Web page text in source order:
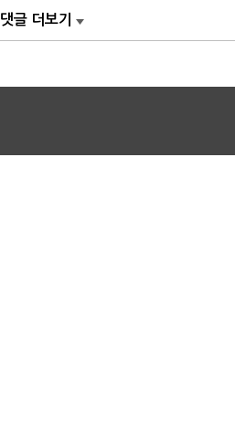
댓글 더보기